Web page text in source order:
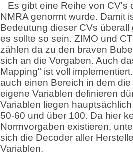
Es gibt eine Reihe von CV's
NMRA genormt wurde. Damit
Bedeutung dieser CVs überall
es sollte so sein. ZIMO und
zählen da zu den braven
sich an die Vorgaben. Auch
Mapping" ist voll
auch einen Bereich in dem
eigene Variablen definieren
Variablen liegen
50-60 und über 100. Da hier
Normvorgaben existieren,
sich die Decoder aller
Variablen.